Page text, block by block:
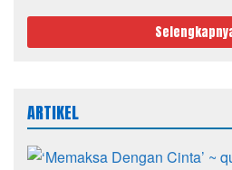
ARTIKEL